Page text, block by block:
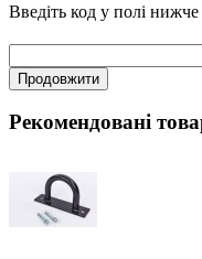
Введіть код у полі нижче
Продовжити
Рекомендовані